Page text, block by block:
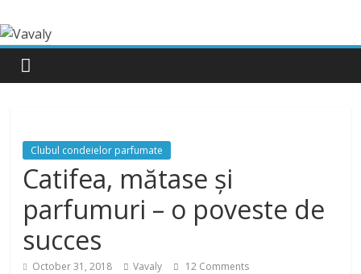
Clubul condeielor parfumate
Catifea, mătase și
parfumuri – o poveste de
succes
October 31, 2018 Vavaly 12 Comments